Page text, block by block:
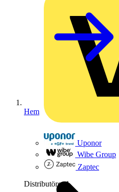
Uponor
Wibe Group
Zaptec
Distributörer 1
Hem